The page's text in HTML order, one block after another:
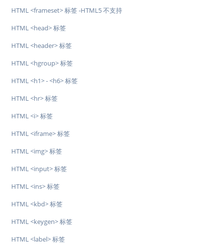
HTML <frameset> 标签 -HTML5 不支持
HTML <head> 标签
HTML <header> 标签
HTML <hgroup> 标签
HTML <h1> - <h6> 标签
HTML <hr> 标签
HTML <i> 标签
HTML <iframe> 标签
HTML <img> 标签
HTML <input> 标签
HTML <ins> 标签
HTML <kbd> 标签
HTML <keygen> 标签
HTML <label> 标签